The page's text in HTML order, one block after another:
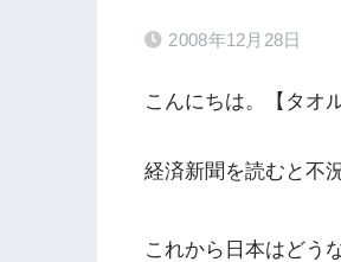
2008年12月28日
こんにちは。【タオ
経済新聞を読むと不
これから日本はどう